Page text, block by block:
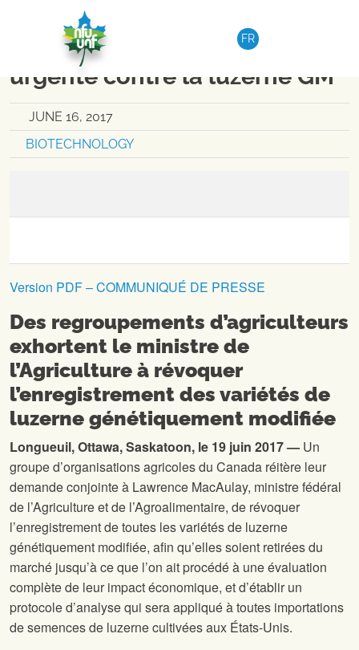
FR
|MEDIA RELEASE
Demande d’intervention
urgente contre la luzerne GM
JUNE 16, 2017
BIOTECHNOLOGY
Version PDF – COMMUNIQUÉ DE PRESSE
Des regroupements d’agriculteurs
exhortent le ministre de
l’Agriculture à révoquer
l’enregistrement des variétés de
luzerne génétiquement modifiée
Longueuil, Ottawa, Saskatoon, le 19 juin 2017 — Un
groupe d’organisations agricoles du Canada réitère leur
demande conjointe à Lawrence MacAulay, ministre fédéral
de l’Agriculture et de l’Agroalimentaire, de révoquer
l’enregistrement de toutes les variétés de luzerne
génétiquement modifiée, afin qu’elles soient retirées du
marché jusqu’à ce que l’on ait procédé à une évaluation
complète de leur impact économique, et d’établir un
protocole d’analyse qui sera appliqué à toutes importations
de semences de luzerne cultivées aux États-Unis.